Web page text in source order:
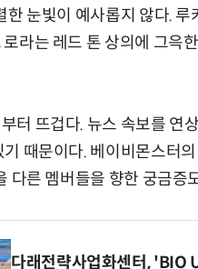
한 눈빛이 예사롭지 않다.
라는 레드 톤 상의에 그윽
터 뜨겁다. 뉴스 속보를 연
때문이다. 베이비몬스터
다른 멤버들을 향한 궁금증
다래전략사업화센터, 'BIO